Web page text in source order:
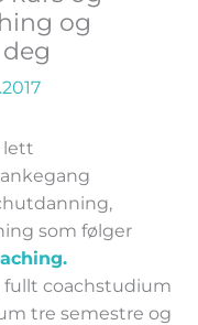
og
lett
som følger
fullt coachstudium
tre semestre og